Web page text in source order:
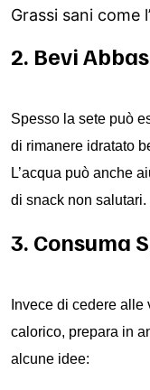
Grassi sani come
2. Bevi
Spesso la sete può
di rimanere idratato
L’acqua può anche
di snack non salutari.
3. Consuma
Invece di cedere
calorico, prepara in
alcune idee: